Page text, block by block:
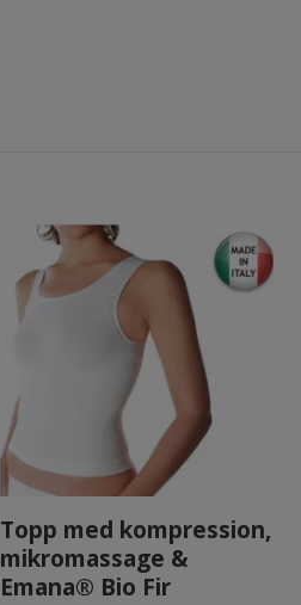
Topp med kompression,
mikromassage &
Emana® Bio Fir